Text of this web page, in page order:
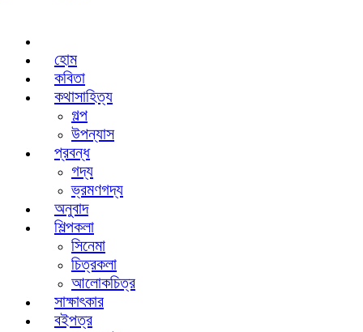
হোম
কবিতা
কথাসাহিত্য
গল্প
উপন্যাস
প্রবন্ধ
গদ্য
ভ্রমণগদ্য
অনুবাদ
শিল্পকলা
সিনেমা
চিত্রকলা
আলোকচিত্র
সাক্ষাৎকার
বইপত্র